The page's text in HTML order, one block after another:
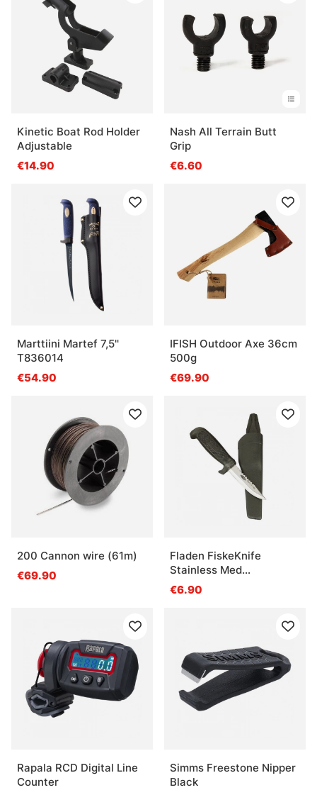
Kinetic Boat Rod Holder
Adjustable
€14.90
Nash All Terrain Butt
Grip
€6.60
Marttiini Martef 7,5''
T836014
€54.90
IFISH Outdoor Axe 36cm
500g
€69.90
200 Cannon wire (61m)
€69.90
Fladen FiskeKnife
Stainless Med
Plasthandtag
€6.90
Rapala RCD Digital Line
Counter
Simms Freestone Nipper
Black